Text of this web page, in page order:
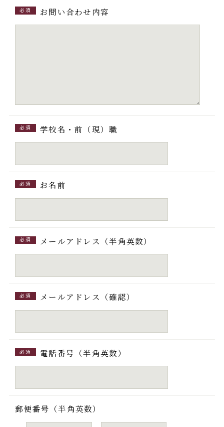
必須 お問い合わせ内容
必須 学校名・前（現）職
必須 お名前
必須 メールアドレス（半角英数）
必須 メールアドレス（確認）
必須 電話番号（半角英数）
郵便番号（半角英数）